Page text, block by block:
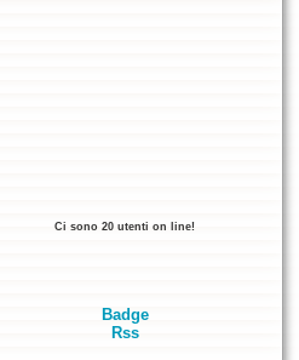
Ci sono 20 utenti on line!
Badge
Rss